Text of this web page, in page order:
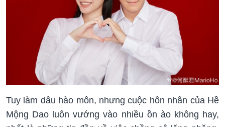
Tuy làm dâu hào môn, nhưng cuộc hôn nhân của Hề
Mộng Dao luôn vướng vào nhiều ồn ào không hay,